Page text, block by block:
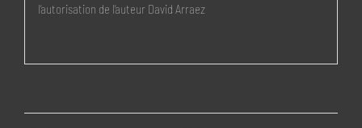
l’autorisation de l’auteur David Arraez